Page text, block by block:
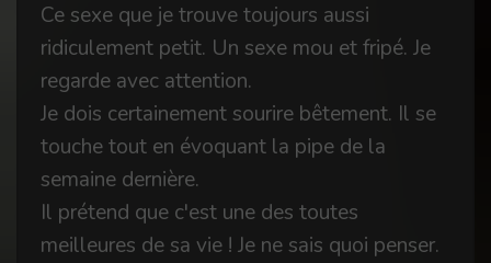
Ce sexe que je trouve toujours aussi
ridiculement petit. Un sexe mou et fripé. Je
regarde avec attention.
Je dois certainement sourire bêtement. Il se
touche tout en évoquant la pipe de la
semaine dernière.
Il prétend que c'est une des toutes
meilleures de sa vie ! Je ne sais quoi penser.